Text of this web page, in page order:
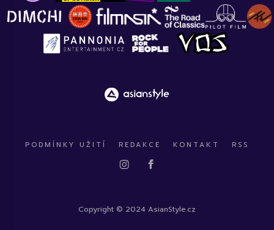
PODMÍNKY UŽITÍ REDAKCE KONTAKT RSS
Copyright © 2024 AsianStyle.cz